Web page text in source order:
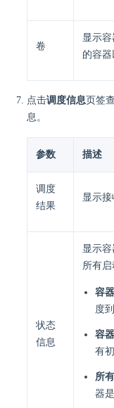
卷
显示
的容器
点击调度信息页签
息。
参数 描述
调度
结果
显示接
状态
信息
显示
所有启
容
度
容
有
所
器